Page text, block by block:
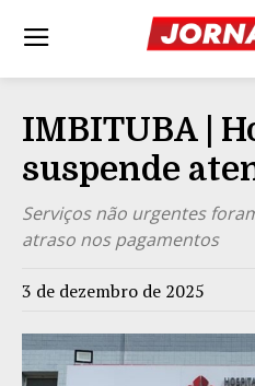
IMBITUBA |
suspende
Serviços não urgentes
atraso nos pagamentos
3 de dezembro de 2025